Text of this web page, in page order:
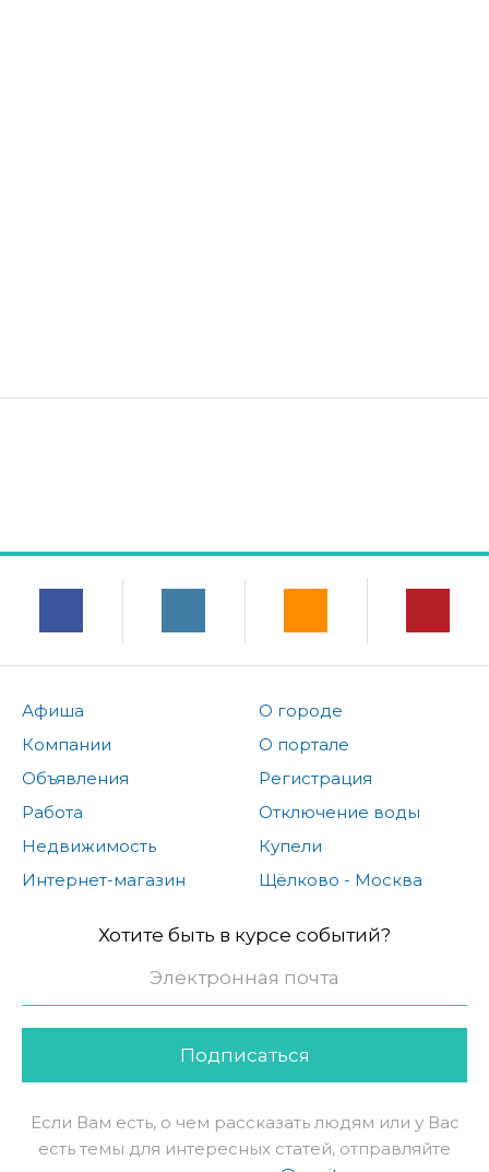
Афиша
Компании
Объявления
Работа
Недвижимость
Интернет-магазин
О городе
О портале
Регистрация
Отключение воды
Купели
Щёлково - Москва
Хотите быть в курсе событий?
Подписаться
Если Вам есть, о чем рассказать людям или у Вас
есть темы для интересных статей, отправляйте